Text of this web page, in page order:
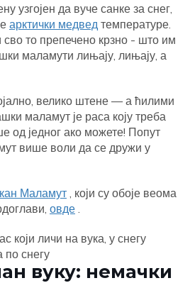
узгојен да вуче санке за снег,
арктички медвед температуре.
сво то препечено крзно - што им
маламути лињају, лињају, а
велико штене — а ћилими
маламут је раса коју треба
од једног ако можете! Попут
више воли да се дружи у
Маламут , који су обоје веома
овде
снегу
вуку: немачки